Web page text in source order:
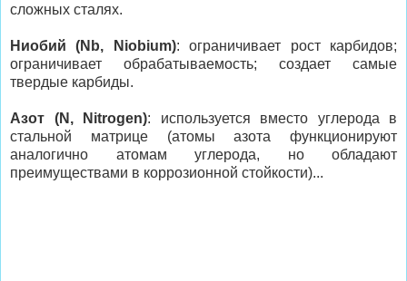
сложных сталях.
Ниобий (Nb, Niobium): ограничивает рост карбидов;
ограничивает обрабатываемость; создает самые
твердые карбиды.
Азот (N, Nitrogen): используется вместо углерода в
стальной матрице (атомы азота функционируют
аналогично атомам углерода, но обладают
преимуществами в коррозионной стойкости)...